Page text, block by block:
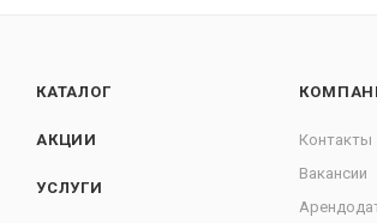
КАТАЛОГ
АКЦИИ
УСЛУГИ
Контакты
Вакансии